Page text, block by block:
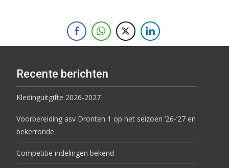
Recente berichten
Kledinguitgifte 2026-2027
Voorbereiding asv Dronten 1 op het seizoen ’26-’27 en
bekerronde
Competitie indelingen bekend